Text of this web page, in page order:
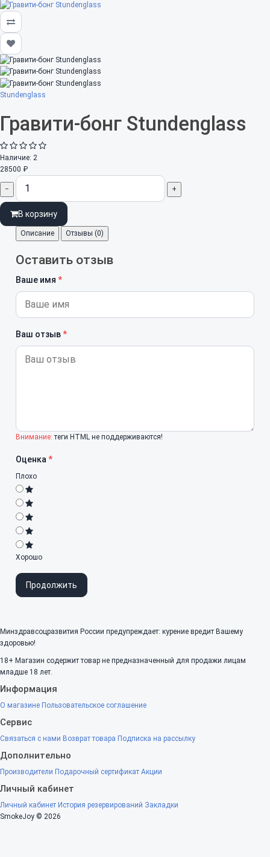
Stundenglass
Гравити-бонг Stundenglass
Наличие: 2
28500 ₽
− +
В корзину
Описание Отзывы (0)
Оставить отзыв
Ваше имя
Ваш отзыв
Внимание: теги HTML не поддерживаются!
Оценка
Плохо
Хорошо
Продолжить
Минздравсоцразвития России предупреждает: курение вредит Вашему
здоровью!
18+ Магазин содержит товар не предназначенный для продажи лицам
младше 18 лет.
Информация
О магазине Пользовательское соглашение
Сервис
Связаться с нами Возврат товара Подписка на рассылку
Дополнительно
Производители Подарочный сертификат Акции
Личный кабинет
Личный кабинет История резервирований Закладки
SmokeJoy © 2026